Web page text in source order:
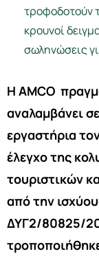
τροφοδοτούν
κρουνοί
σωληνώσεις
Η AMCO
αναλαμβάνει
εργαστήρια
έλεγχο της
τουριστικών
από την
ΔΥΓ2/80825/